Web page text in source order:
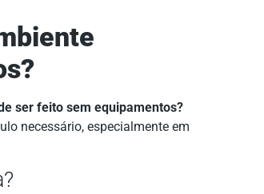
ser feito sem equipamentos?
necessário, especialmente em